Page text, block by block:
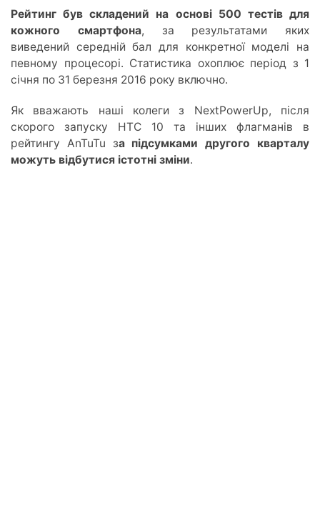
Рейтинг був складений на основі 500 тестів для
кожного смартфона, за результатами яких
виведений середній бал для конкретної моделі на
певному процесорі. Статистика охоплює період з 1
січня по 31 березня 2016 року включно.
Як вважають наші колеги з NextPowerUp, після
скорого запуску HTC 10 та інших флагманів в
рейтингу AnTuTu за підсумками другого кварталу
можуть відбутися істотні зміни.